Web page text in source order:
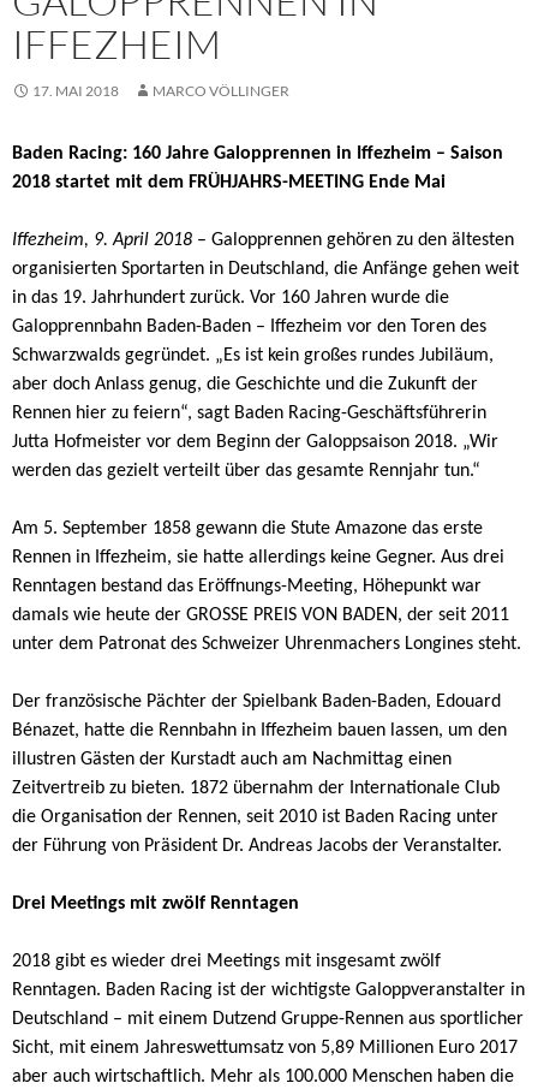
IFFEZHEIM
17. MAI 2018 MARCO VÖLLINGER
Baden Racing: 160 Jahre Galopprennen in Iffezheim – Saison
2018 startet mit dem FRÜHJAHRS-MEETING Ende Mai
Iffezheim, 9. April 2018 – Galopprennen gehören zu den ältesten
organisierten Sportarten in Deutschland, die Anfänge gehen weit
in das 19. Jahrhundert zurück. Vor 160 Jahren wurde die
Galopprennbahn Baden-Baden – Iffezheim vor den Toren des
Schwarzwalds gegründet. „Es ist kein großes rundes Jubiläum,
aber doch Anlass genug, die Geschichte und die Zukunft der
Rennen hier zu feiern“, sagt Baden Racing-Geschäftsführerin
Jutta Hofmeister vor dem Beginn der Galoppsaison 2018. „Wir
werden das gezielt verteilt über das gesamte Rennjahr tun.“
Am 5. September 1858 gewann die Stute Amazone das erste
Rennen in Iffezheim, sie hatte allerdings keine Gegner. Aus drei
Renntagen bestand das Eröffnungs-Meeting, Höhepunkt war
damals wie heute der GROSSE PREIS VON BADEN, der seit 2011
unter dem Patronat des Schweizer Uhrenmachers Longines steht.
Der französische Pächter der Spielbank Baden-Baden, Edouard
Bénazet, hatte die Rennbahn in Iffezheim bauen lassen, um den
illustren Gästen der Kurstadt auch am Nachmittag einen
Zeitvertreib zu bieten. 1872 übernahm der Internationale Club
die Organisation der Rennen, seit 2010 ist Baden Racing unter
der Führung von Präsident Dr. Andreas Jacobs der Veranstalter.
Drei Meetings mit zwölf Renntagen
2018 gibt es wieder drei Meetings mit insgesamt zwölf
Renntagen. Baden Racing ist der wichtigste Galoppveranstalter in
Deutschland – mit einem Dutzend Gruppe-Rennen aus sportlicher
Sicht, mit einem Jahreswettumsatz von 5,89 Millionen Euro 2017
aber auch wirtschaftlich. Mehr als 100.000 Menschen haben die